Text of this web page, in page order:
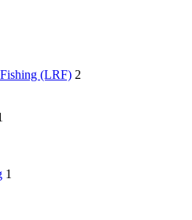
(LRF) 2
1